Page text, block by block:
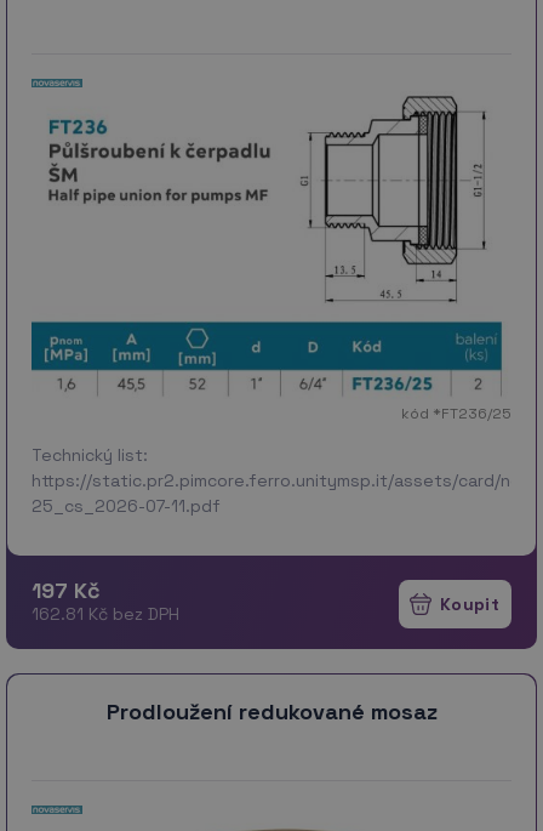
kód *FT236/25
Technický list:
https://static.pr2.pimcore.ferro.unitymsp.it/assets/card/
25_cs_2026-07-11.pdf
197 Kč
162.81 Kč bez DPH
Prodloužení redukované mosaz